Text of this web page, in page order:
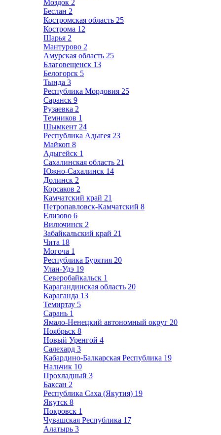
Моздок 2
Беслан 2
Костромская область 25
Кострома 12
Шарья 2
Мантурово 2
Амурская область 25
Благовещенск 13
Белогорск 5
Тында 3
Республика Мордовия 25
Саранск 9
Рузаевка 2
Темников 1
Шымкент 24
Республика Адыгея 23
Майкоп 8
Адыгейск 1
Сахалинская область 21
Южно-Сахалинск 14
Долинск 2
Корсаков 2
Камчатский край 21
Петропавловск-Камчатский 8
Елизово 6
Вилючинск 2
Забайкальский край 21
Чита 18
Могоча 1
Республика Бурятия 20
Улан-Удэ 19
Северобайкальск 1
Карагандинская область 20
Караганда 13
Темиртау 5
Сарань 1
Ямало-Ненецкий автономный округ 20
Ноябрьск 8
Новый Уренгой 4
Салехард 3
Кабардино-Балкарская Республика 19
Нальчик 10
Прохладный 3
Баксан 2
Республика Саха (Якутия) 19
Якутск 8
Покровск 1
Чувашская Республика 17
Алатырь 3